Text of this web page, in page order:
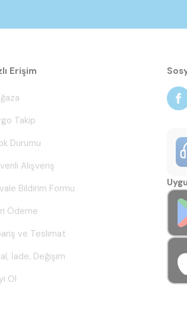
Erişim
Takip
Durumu
Alışveriş
Bildirim Formu
Ödeme
ve Teslimat
İade, Değişim
Ol